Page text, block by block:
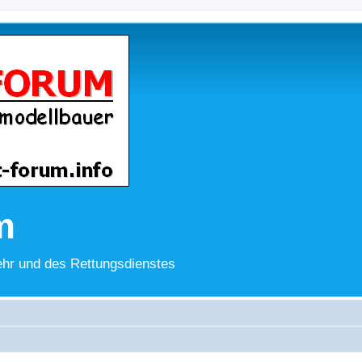
und des Rettungsdienstes